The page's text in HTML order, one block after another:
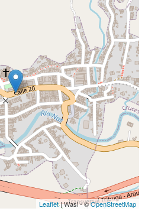
Leaflet| Wasi - ©OpenStreetMap